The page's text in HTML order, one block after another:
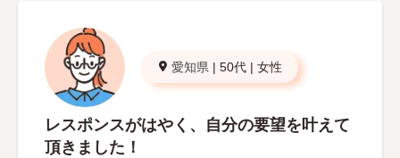
愛知県 | 50代 | 女性
レスポンスがはやく、自分の要望を叶えて
頂きました！